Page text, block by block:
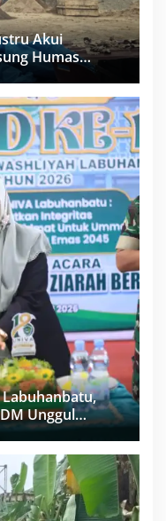
Akui
Humas
Unggul